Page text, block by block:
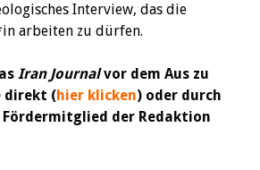
Interview, das die
arbeiten zu dürfen.
Iran Journalvor dem Aus zu
direkt (hier klicken) oder durch
Fördermitglied der Redaktion